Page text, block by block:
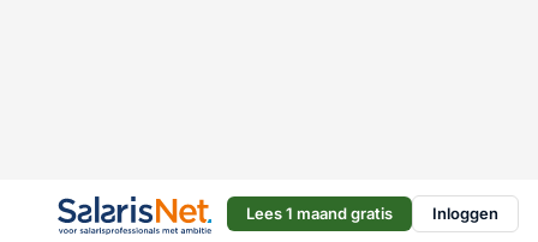
Lees 1 maand gratis Inloggen